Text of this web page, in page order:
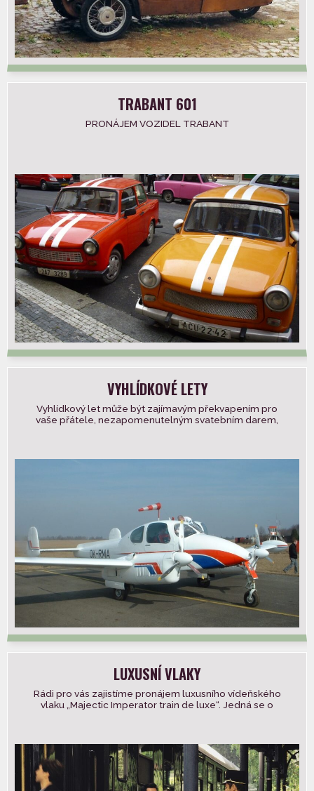
TRABANT 601
PRONÁJEM VOZIDEL TRABANT
VYHLÍDKOVÉ LETY
Vyhlídkový let může být zajímavým překvapením pro
vaše přátele, nezapomenutelným svatebním darem,
LUXUSNÍ VLAKY
Rádi pro vás zajistíme pronájem luxusního vídeňského
vlaku „Majectic Imperator train de luxe“. Jedná se o